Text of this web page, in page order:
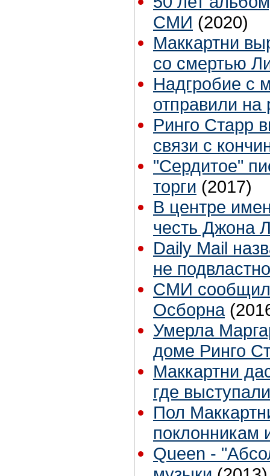
СМИ (2020)
Маккартни
со смертью
Надгробие с
отправили на
Ринго Старр
связи с
"Сердитое"
торги (2017)
В центре
честь Джона
Daily Mail
не
СМИ
Осборна
Умерла
доме Ринго
Маккартни
где
Пол
поклонникам
Queen -